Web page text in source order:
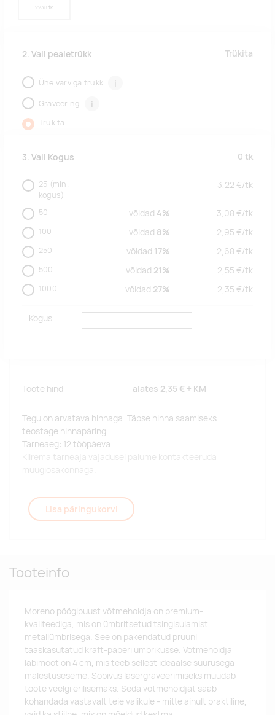
2238 tk
2. Vali pealetrükk Trükita
Ühe värviga trükk i
Graveering i
Trükita
3. Vali Kogus 0 tk
25 (min.
kogus)
3,22 €/tk
50 võidad 4% 3,08 €/tk
100 võidad 8% 2,95 €/tk
250 võidad 17% 2,68 €/tk
500 võidad 21% 2,55 €/tk
1000 võidad 27% 2,35 €/tk
Kogus
Toote hind alates 2,35 € + KM
Tegu on arvatava hinnaga. Täpse hinna saamiseks
teostage hinnapäring.
Tarneaeg: 12 tööpäeva.
Kiirema tarneaja vajadusel palume kontakteeruda
müügiosakonnaga.
Lisa päringukorvi
Tooteinfo
Moreno pöögipuust võtmehoidja on premium-
kvaliteediga, mis on ümbritsetud tsingisulamist
metallümbrisega. See on pakendatud pruuni
taaskasutatud kraft-paberi ümbrikusse. Võtmehoidja
läbimõõt on 4 cm, mis teeb sellest ideaalse suurusega
mälestuseseme. Sobivus lasergraveerimiseks muudab
toote veelgi erilisemaks. Seda võtmehoidjat saab
kohandada vastavalt teie valikule - mitte ainult praktiline,